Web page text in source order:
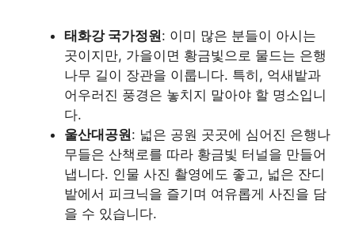
태화강 국가정원: 이미 많은 분들이 아시는
곳이지만, 가을이면 황금빛으로 물드는 은행
나무 길이 장관을 이룹니다. 특히, 억새밭과
어우러진 풍경은 놓치지 말아야 할 명소입니
다.
울산대공원: 넓은 공원 곳곳에 심어진 은행나
무들은 산책로를 따라 황금빛 터널을 만들어
냅니다. 인물 사진 촬영에도 좋고, 넓은 잔디
밭에서 피크닉을 즐기며 여유롭게 사진을 담
을 수 있습니다.